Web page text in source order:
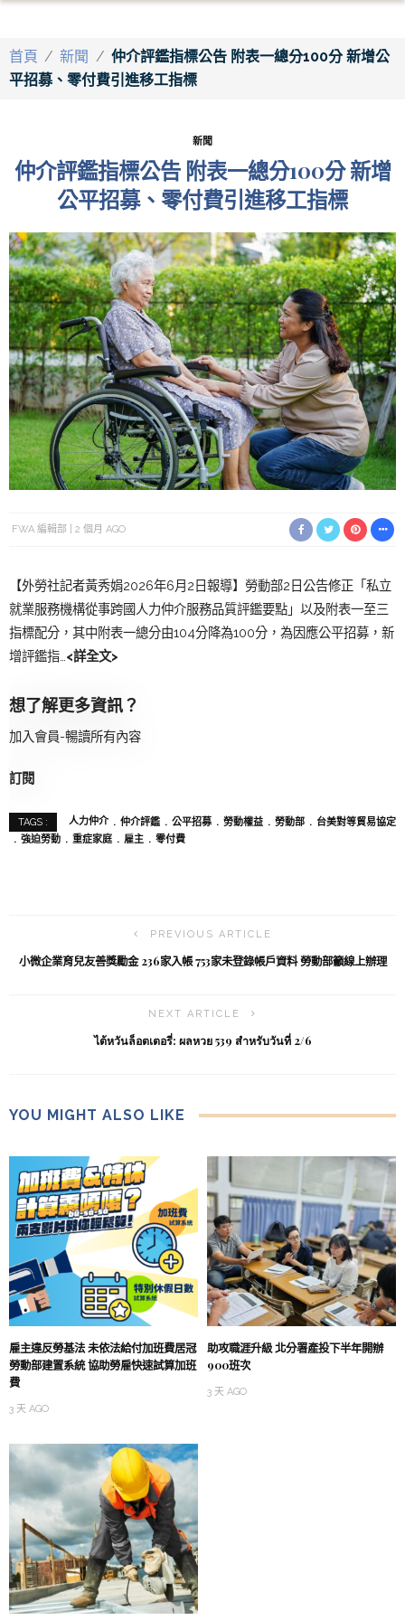
首頁 / 新聞 / 仲介評鑑指標公告 附表一總分100分 新增公
平招募、零付費引進移工指標
新聞
仲介評鑑指標公告 附表一總分100分 新增
公平招募、零付費引進移工指標
FWA 編輯部 2 個月 AGO
【外勞社記者黃秀娟2026年6月2日報導】勞動部2日公告修正「私立
就業服務機構從事跨國人力仲介服務品質評鑑要點」以及附表一至三
指標配分，其中附表一總分由104分降為100分，為因應公平招募，新
增評鑑指…<詳全文>
想了解更多資訊？
加入會員-暢讀所有內容
訂閱
TAGS : 人力仲介 仲介評鑑 公平招募 勞動權益 勞動部
台美對等貿易協定
強迫勞動
重症家庭 雇主 零付費
PREVIOUS ARTICLE
小微企業育兒友善獎勵金 236家入帳 753家未登錄帳戶資料 勞動部籲線上辦理
NEXT ARTICLE
ไต้หวันล็อตเตอรี่: ผลหวย 539 สำหรับวันที่ 2/6
YOU MIGHT ALSO LIKE
雇主違反勞基法 未依法給付加班費居冠
勞動部建置系統 協助勞雇快速試算加班
費
3 天 AGO
助攻職涯升級 北分署產投下半年開辦
900班次
3 天 AGO